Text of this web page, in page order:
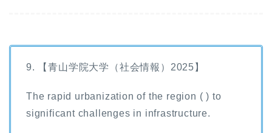
9. 【青山学院大学（社会情報）2025】
The rapid urbanization of the region ( ) to
significant challenges in infrastructure.